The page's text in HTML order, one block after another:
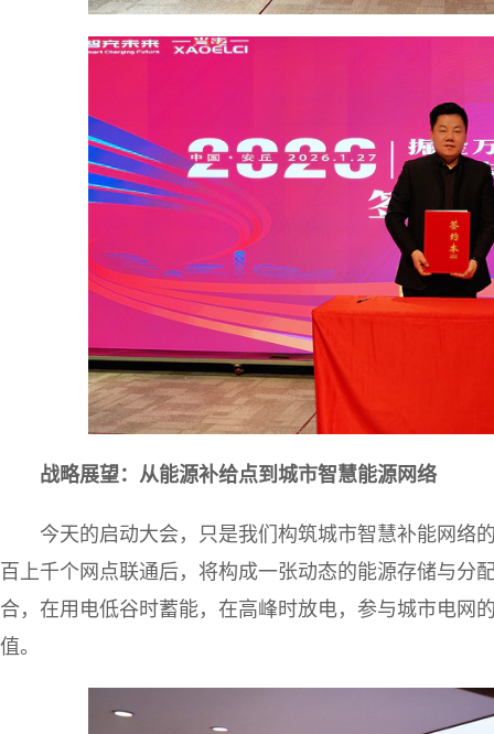
战略展望：从能源补给点到城市智慧能源网络
今天的启动大会，只是我们构筑城市智慧补能网络
百上千个网点联通后，将构成一张动态的能源存储与分
合，在用电低谷时蓄能，在高峰时放电，参与城市电网
值。